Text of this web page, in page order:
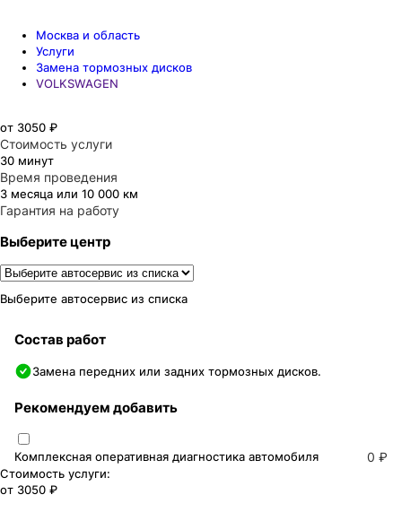
Москва и область
Услуги
Замена тормозных дисков
VOLKSWAGEN
от 3050 ₽
Стоимость услуги
30 минут
Время проведения
3 месяца или 10 000 км
Гарантия на работу
Выберите центр
Выберите автосервис из списка
Состав работ
Замена передних или задних тормозных дисков.
Рекомендуем добавить
Комплексная оперативная диагностика автомобиля 0 ₽
Стоимость услуги:
от 3050 ₽